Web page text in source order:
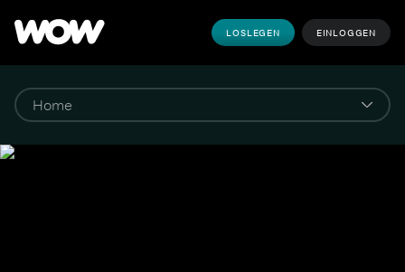
LOSLEGEN EINLOGGEN